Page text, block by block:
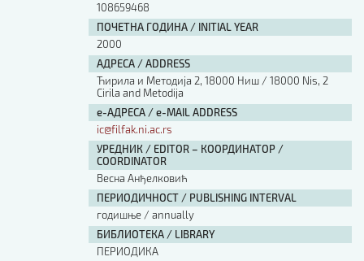
108659468
ПОЧЕТНА ГОДИНА / INITIAL YEAR
2000
АДРЕСА / ADDRESS
Ћирила и Методија 2, 18000 Ниш / 18000 Nis, 2
Cirila and Metodija
е-АДРЕСА / e-MAIL ADDRESS
ic@filfak.ni.ac.rs
УРЕДНИК / EDITOR – КООРДИНАТОР /
COORDINATOR
Весна Анђелковић
ПЕРИОДИЧНОСТ / PUBLISHING INTERVAL
годишње / annually
БИБЛИОТЕКА / LIBRARY
ПЕРИОДИКА